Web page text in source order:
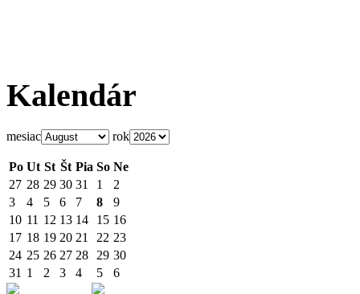
Kalendár
mesiac rok
Po Ut St Št Pia So Ne
27 28 29 30 31 1
2
3
4 5 6 7 8
9
10 11 12 13 14 15 16
17 18 19 20 21 22 23
24 25 26 27 28 29 30
31 1 2 3 4 5 6